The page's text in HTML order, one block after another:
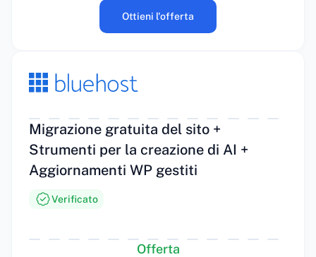
Ottieni l'offerta
Migrazione gratuita del sito +
Strumenti per la creazione di AI +
Aggiornamenti WP gestiti
Verificato
Offerta